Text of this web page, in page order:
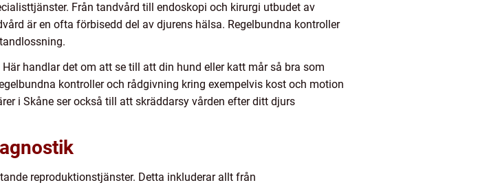
Från tandvård till endoskopi och kirurgi utbudet av
är en ofta förbisedd del av djurens hälsa. Regelbundna kontroller
handlar det om att se till att din hund eller katt mår så bra som
kontroller och rådgivning kring exempelvis kost och motion
i Skåne ser också till att skräddarsy vården efter ditt djurs
reproduktionstjänster. Detta inkluderar allt från